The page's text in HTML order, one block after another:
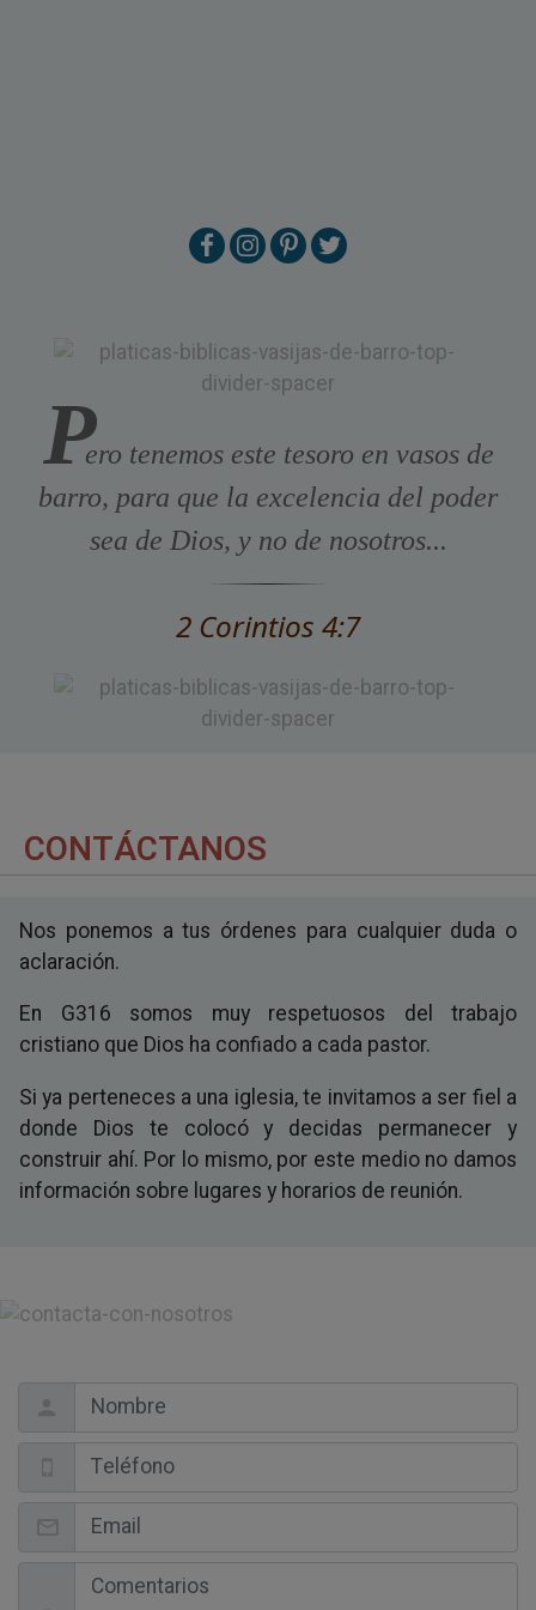
Pero tenemos este tesoro en vasos de
barro, para que la excelencia del poder
sea de Dios, y no de nosotros...
2 Corintios 4:7
CONTÁCTANOS
Nos ponemos a tus órdenes para cualquier duda o
aclaración.
En G316 somos muy respetuosos del trabajo
cristiano que Dios ha confiado a cada pastor.
Si ya perteneces a una iglesia, te invitamos a ser fiel a
donde Dios te colocó y decidas permanecer y
construir ahí. Por lo mismo, por este medio no damos
información sobre lugares y horarios de reunión.